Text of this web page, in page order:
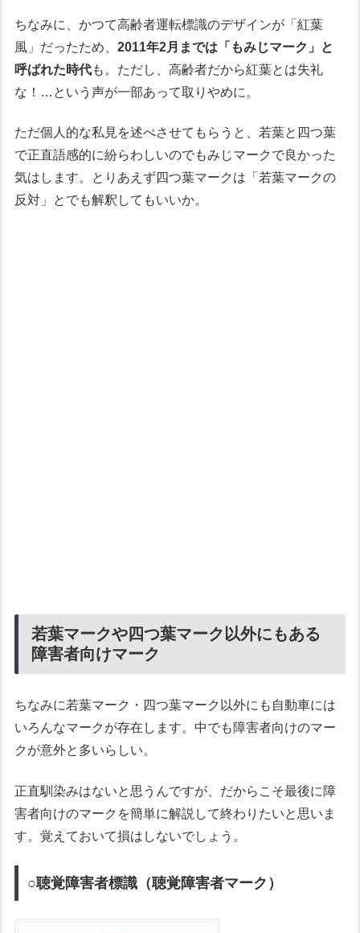
ちなみに、かつて高齢者運転標識のデザインが「紅葉
風」だったため、2011年2月までは「もみじマーク」と
呼ばれた時代も。ただし、高齢者だから紅葉とは失礼
な！…という声が一部あって取りやめに。
ただ個人的な私見を述べさせてもらうと、若葉と四つ葉
で正直語感的に紛らわしいのでもみじマークで良かった
気はします。とりあえず四つ葉マークは「若葉マークの
反対」とでも解釈してもいいか。
若葉マークや四つ葉マーク以外にもある
障害者向けマーク
ちなみに若葉マーク・四つ葉マーク以外にも自動車には
いろんなマークが存在します。中でも障害者向けのマー
クが意外と多いらしい。
正直馴染みはないと思うんですが、だからこそ最後に障
害者向けのマークを簡単に解説して終わりたいと思いま
す。覚えておいて損はしないでしょう。
○聴覚障害者標識（聴覚障害者マーク）